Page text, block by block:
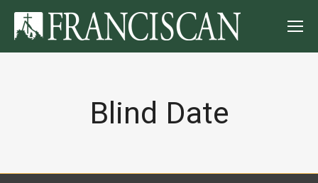
Blind Date